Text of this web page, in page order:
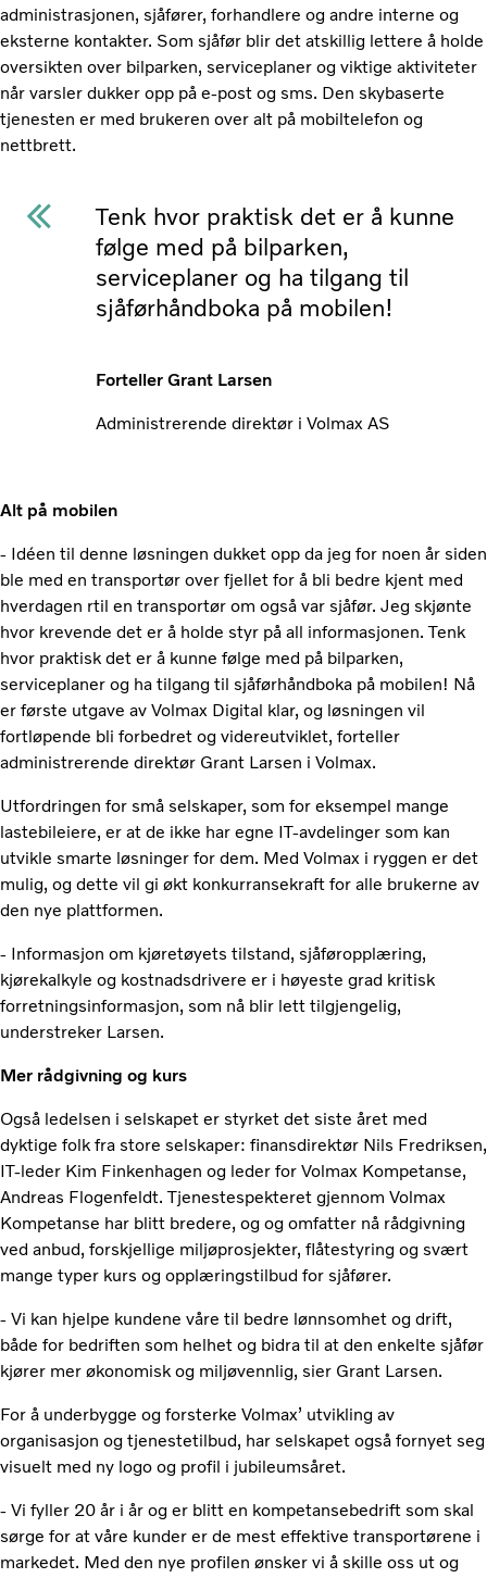
administrasjonen, sjåfører, forhandlere og andre interne og
eksterne kontakter. Som sjåfør blir det atskillig lettere å holde
oversikten over bilparken, serviceplaner og viktige aktiviteter
når varsler dukker opp på e-post og sms. Den skybaserte
tjenesten er med brukeren over alt på mobiltelefon og
nettbrett.
Tenk hvor praktisk det er å kunne
følge med på bilparken,
serviceplaner og ha tilgang til
sjåførhåndboka på mobilen!
Forteller Grant Larsen
Administrerende direktør i Volmax AS
Alt på mobilen
- Idéen til denne løsningen dukket opp da jeg for noen år siden
ble med en transportør over fjellet for å bli bedre kjent med
hverdagen rtil en transportør om også var sjåfør. Jeg skjønte
hvor krevende det er å holde styr på all informasjonen. Tenk
hvor praktisk det er å kunne følge med på bilparken,
serviceplaner og ha tilgang til sjåførhåndboka på mobilen! Nå
er første utgave av Volmax Digital klar, og løsningen vil
fortløpende bli forbedret og videreutviklet, forteller
administrerende direktør Grant Larsen i Volmax.
Utfordringen for små selskaper, som for eksempel mange
lastebileiere, er at de ikke har egne IT-avdelinger som kan
utvikle smarte løsninger for dem. Med Volmax i ryggen er det
mulig, og dette vil gi økt konkurransekraft for alle brukerne av
den nye plattformen.
- Informasjon om kjøretøyets tilstand, sjåføropplæring,
kjørekalkyle og kostnadsdrivere er i høyeste grad kritisk
forretningsinformasjon, som nå blir lett tilgjengelig,
understreker Larsen.
Mer rådgivning og kurs
Også ledelsen i selskapet er styrket det siste året med
dyktige folk fra store selskaper: finansdirektør Nils Fredriksen,
IT-leder Kim Finkenhagen og leder for Volmax Kompetanse,
Andreas Flogenfeldt. Tjenestespekteret gjennom Volmax
Kompetanse har blitt bredere, og og omfatter nå rådgivning
ved anbud, forskjellige miljøprosjekter, flåtestyring og svært
mange typer kurs og opplæringstilbud for sjåfører.
- Vi kan hjelpe kundene våre til bedre lønnsomhet og drift,
både for bedriften som helhet og bidra til at den enkelte sjåfør
kjører mer økonomisk og miljøvennlig, sier Grant Larsen.
For å underbygge og forsterke Volmax’ utvikling av
organisasjon og tjenestetilbud, har selskapet også fornyet seg
visuelt med ny logo og profil i jubileumsåret.
- Vi fyller 20 år i år og er blitt en kompetansebedrift som skal
sørge for at våre kunder er de mest effektive transportørene i
markedet. Med den nye profilen ønsker vi å skille oss ut og